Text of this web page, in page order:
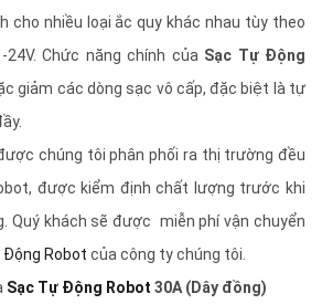
cho nhiều loại ắc quy khác nhau tùy theo
Chức năng chính của Sạc Tự Động
giảm các dòng sạc vô cấp, đặc biệt là tự
chúng tôi phân phối ra thị trường đều
được kiểm định chất lượng trước khi
Quý khách sẽ được miễn phí vận chuyển
Động Robot của công ty chúng tôi.
Sạc Tự Động Robot 30A (Dây đồng)